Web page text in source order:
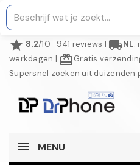
star 8.2/10 · 941 reviews | local_shippingNL:
werkdagen | redeemGratis
Supersnel zoeken uit duizenden
MENU